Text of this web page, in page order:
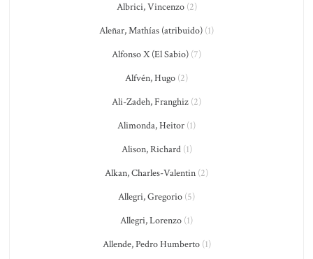
Albrici, Vincenzo(2)
Aleñar, Mathías (atribuido) (1)
Alfonso X (El Sabio) (7)
Alfvén, Hugo (2)
Ali-Zadeh, Franghiz (2)
Alimonda, Heitor (1)
Alison, Richard(1)
Alkan, Charles-Valentin (2)
Allegri, Gregorio (5)
Allegri, Lorenzo (1)
Allende, Pedro Humberto(1)